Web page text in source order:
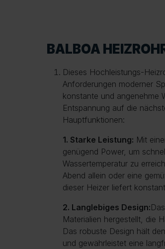
BALBOA
Dieses Hochleistungs-
Anforderungen moderner
konstante und angenehme
Entspannung auf die
Hauptfunktionen:
1. Starke Leistung: Mit
genügend Power, um
Wassertemperatur zu
Abend allein oder eine
dieser Heizer liefert
2. Langlebiges Design:
Materialien hergestellt, die
Das robuste Design hält
und gewährleistet eine